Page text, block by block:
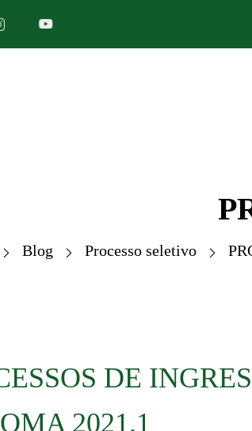
Blog Processo seletivo
DE
2021.1